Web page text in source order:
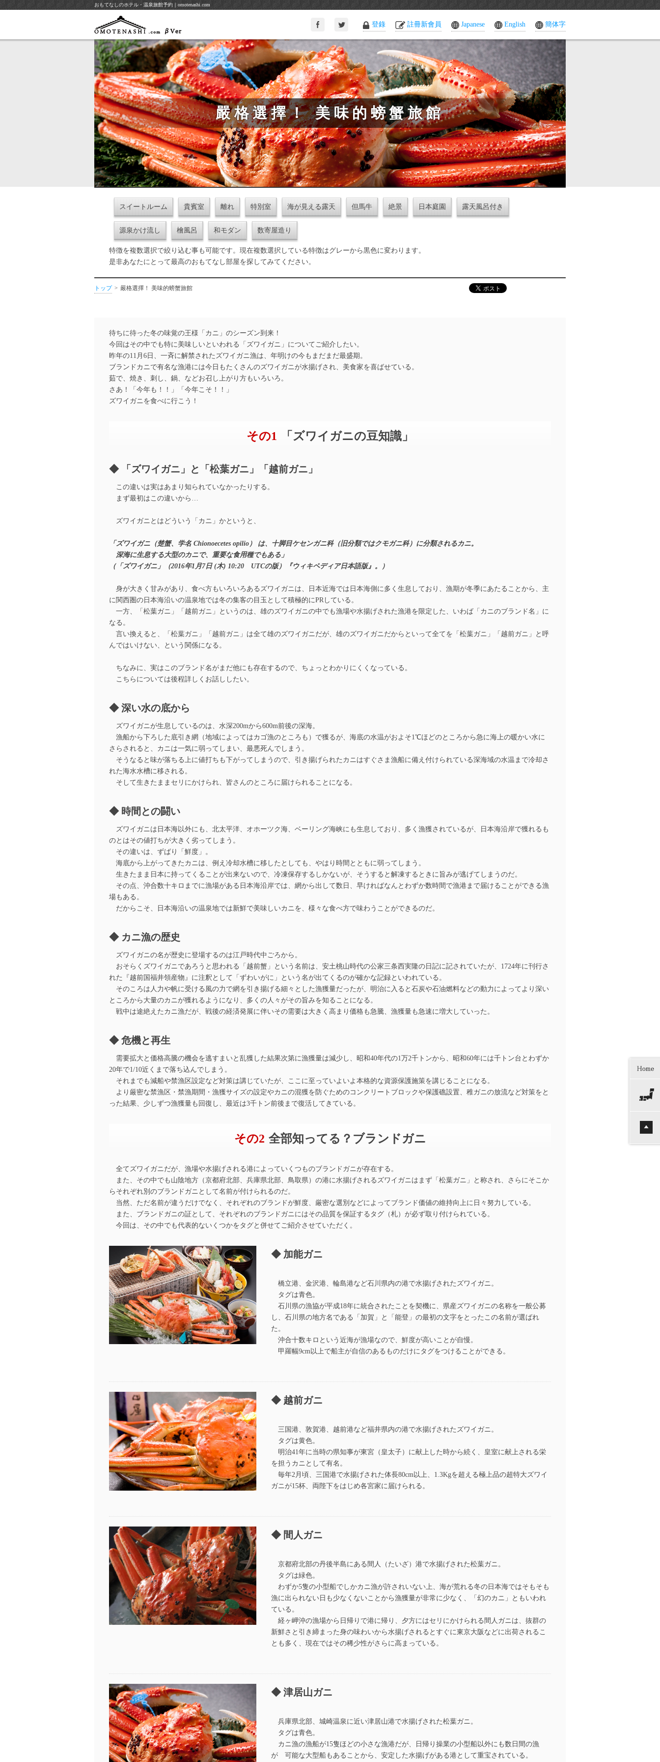
おもてなしのホテル・温泉旅館予約｜omotenashi.com
登錄 註冊新會員 Japanese English 簡体字
嚴格選擇！ 美味的螃蟹旅館
スイートルーム 貴賓室 離れ 特別室 海が見える露天 但馬牛 絶景 日本庭園 露天風呂付き
源泉かけ流し 檜風呂 和モダン 数寄屋造り
特徴を複数選択で絞り込む事も可能です。現在複数選択している特徴はグレーから黒色に変わります。
是非あなたにとって最高のおもてなし部屋を探してみてください。
トップ 嚴格選擇！ 美味的螃蟹旅館
待ちに待った冬の味覚の王様「カニ」のシーズン到来！
今回はその中でも特に美味しいといわれる「ズワイガニ」についてご紹介したい。
昨年の11月6日、一斉に解禁されたズワイガニ漁は、年明けの今もまだまだ最盛期。
ブランドカニで有名な漁港には今日もたくさんのズワイガニが水揚げされ、美食家を喜ばせている。
茹で、焼き、刺し、鍋、などお召し上がり方もいろいろ。
さあ！「今年も！！」「今年こそ！！」
ズワイガニを食べに行こう！
その1 「ズワイガニの豆知識」
「ズワイガニ」と「松葉ガニ」「越前ガニ」
この違いは実はあまり知られていなかったりする。
まず最初はこの違いから…
ズワイガニとはどういう「カニ」かというと、
「ズワイガニ（楚蟹、学名 Chionoecetes opilio） は、十脚目ケセンガニ科（旧分類ではクモガニ科）に分類されるカニ。
深海に生息する大型のカニで、重要な食用種でもある」
（「ズワイガニ」（2016年1月7日 (木) 10:20 UTCの版）『ウィキペディア日本語版』。）
身が大きく甘みがあり、食べ方もいろいろあるズワイガニは、日本近海では日本海側に多く生息しており、漁期が冬季にあたることから、主
に関西圏の日本海沿いの温泉地では冬の集客の目玉として積極的にPRしている。
一方、「松葉ガニ」「越前ガニ」というのは、雄のズワイガニの中でも漁場や水揚げされた漁港を限定した、いわば「カニのブランド名」に
なる。
言い換えると、「松葉ガニ」「越前ガニ」は全て雄のズワイガニだが、雄のズワイガニだからといって全てを「松葉ガニ」「越前ガニ」と呼
んではいけない、という関係になる。
ちなみに、実はこのブランド名がまだ他にも存在するので、ちょっとわかりにくくなっている。
こちらについては後程詳しくお話ししたい。
深い水の底から
ズワイガニが生息しているのは、水深200mから600m前後の深海。
漁船から下ろした底引き網（地域によってはカゴ漁のところも）で獲るが、海底の水温がおよそ1℃ほどのところから急に海上の暖かい水に
さらされると、カニは一気に弱ってしまい、最悪死んでしまう。
そうなると味が落ちる上に値打ちも下がってしまうので、引き揚げられたカニはすぐさま漁船に備え付けられている深海域の水温まで冷却さ
れた海水水槽に移される。
そして生きたままセリにかけられ、皆さんのところに届けられることになる。
時間との闘い
ズワイガニは日本海以外にも、北太平洋、オホーツク海、ベーリング海峡にも生息しており、多く漁獲されているが、日本海沿岸で獲れるも
のとはその値打ちが大きく劣ってしまう。
その違いは、ずばり「鮮度」。
海底から上がってきたカニは、例え冷却水槽に移したとしても、やはり時間とともに弱ってしまう。
生きたまま日本に持ってくることが出来ないので、冷凍保存するしかないが、そうすると解凍するときに旨みが逃げてしまうのだ。
その点、沖合数十キロまでに漁場がある日本海沿岸では、網から出して数日、早ければなんとわずか数時間で漁港まで届けることができる漁
場もある。
だからこそ、日本海沿いの温泉地では新鮮で美味しいカニを、様々な食べ方で味わうことができるのだ。
カニ漁の歴史
ズワイガニの名が歴史に登場するのは江戸時代中ごろから。
おそらくズワイガニであろうと思われる「越前蟹」という名前は、安土桃山時代の公家三条西実隆の日記に記されていたが、1724年に刊行さ
れた『越前国福井領産物』に注釈として「ずわいがに」という名が出てくるのが確かな記録といわれている。
そのころは人力や帆に受ける風の力で網を引き揚げる細々とした漁獲量だったが、明治に入ると石炭や石油燃料などの動力によってより深い
ところから大量のカニが獲れるようになり、多くの人々がその旨みを知ることになる。
戦中は途絶えたカニ漁だが、戦後の経済発展に伴いその需要は大きく高まり価格も急騰、漁獲量も急速に増大していった。
危機と再生
需要拡大と価格高騰の機会を逃すまいと乱獲した結果次第に漁獲量は減少し、昭和40年代の1万2千トンから、昭和60年には千トン台とわずか
20年で1/10近くまで落ち込んでしまう。
それまでも減船や禁漁区設定など対策は講じていたが、ここに至っていよいよ本格的な資源保護施策を講じることになる。
より厳密な禁漁区・禁漁期間・漁獲サイズの設定やカニの混獲を防ぐためのコンクリートブロックや保護礁設置、稚ガニの放流など対策をと
った結果、少しずつ漁獲量も回復し、最近は3千トン前後まで復活してきている。
その2 全部知ってる？ブランドガニ
全てズワイガニだが、漁場や水揚げされる港によっていくつものブランドガニが存在する。
また、その中でも山陰地方（京都府北部、兵庫県北部、鳥取県）の港に水揚げされるズワイガニはまず「松葉ガニ」と称され、さらにそこか
らそれぞれ別のブランドガニとして名前が付けられるのだ。
当然、ただ名前が違うだけでなく、それぞれのブランドが鮮度、厳密な選別などによってブランド価値の維持向上に日々努力している。
また、ブランドガニの証として、それぞれのブランドガニにはその品質を保証するタグ（札）が必ず取り付けられている。
今回は、その中でも代表的ないくつかをタグと併せてご紹介させていただく。
加能ガニ
橋立港、金沢港、輪島港など石川県内の港で水揚げされたズワイガニ。
タグは青色。
石川県の漁協が平成18年に統合されたことを契機に、県産ズワイガニの名称を一般公募
し、石川県の地方名である「加賀」と「能登」の最初の文字をとったこの名前が選ばれ
た。
沖合十数キロという近海が漁場なので、鮮度が高いことが自慢。
甲羅幅9cm以上で船主が自信のあるものだけにタグをつけることができる。
越前ガニ
三国港、敦賀港、越前港など福井県内の港で水揚げされたズワイガニ。
タグは黄色。
明治41年に当時の県知事が東宮（皇太子）に献上した時から続く、皇室に献上される栄
を担うカニとして有名。
毎年2月頃、三国港で水揚げされた体長80cm以上、1.3Kgを超える極上品の超特大ズワイ
ガニが15杯、両陛下をはじめ各宮家に届けられる。
間人ガニ
京都府北部の丹後半島にある間人（たいざ）港で水揚げされた松葉ガニ。
タグは緑色。
わずか5隻の小型船でしかカニ漁が許されいない上、海が荒れる冬の日本海ではそもそも
漁に出られない日も少なくないことから漁獲量が非常に少なく、「幻のカニ」ともいわれ
ている。
経ヶ岬沖の漁場から日帰りで港に帰り、夕方にはセリにかけられる間人ガニは、抜群の
新鮮さと引き締まった身の味わいから水揚げされるとすぐに東京大阪などに出荷されるこ
とも多く、現在ではその稀少性がさらに高まっている。
津居山ガニ
兵庫県北部、城崎温泉に近い津居山港で水揚げされた松葉ガニ。
タグは青色。
カニ漁の漁船が15隻ほどの小さな漁港だが、日帰り操業の小型船以外にも数日間の漁
が 可能な大型船もあることから、安定した水揚げがある港として重宝されている。